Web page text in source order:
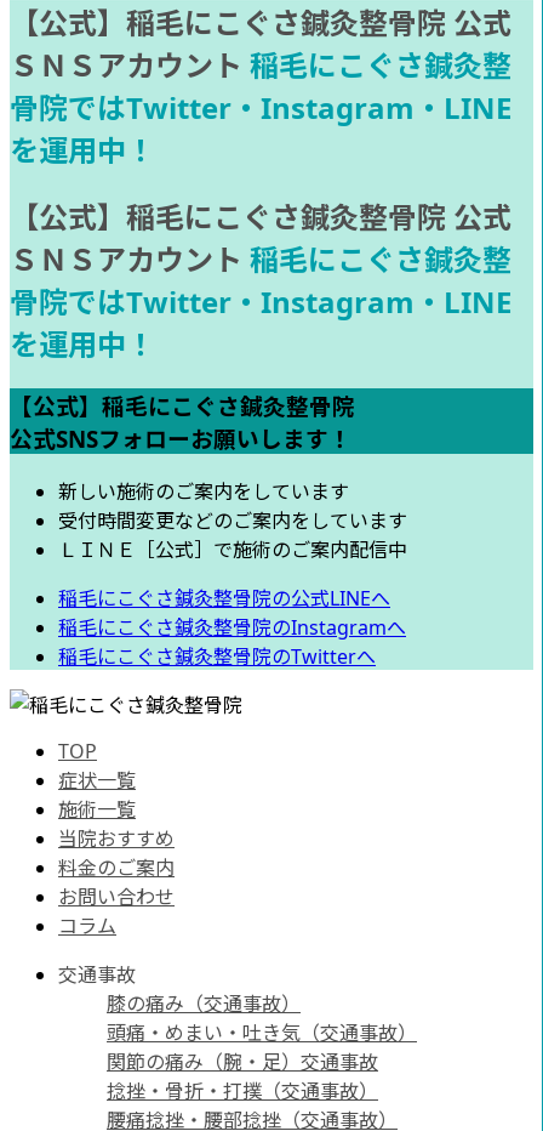
【公式】稲毛にこぐさ鍼灸整骨院 公式
ＳＮＳアカウント 稲毛にこぐさ鍼灸整
骨院ではTwitter・Instagram・LINE
を運用中！
【公式】稲毛にこぐさ鍼灸整骨院 公式
ＳＮＳアカウント 稲毛にこぐさ鍼灸整
骨院ではTwitter・Instagram・LINE
を運用中！
【公式】稲毛にこぐさ鍼灸整骨院
公式SNSフォローお願いします！
新しい施術のご案内をしています
受付時間変更などのご案内をしています
ＬＩＮＥ［公式］で施術のご案内配信中
稲毛にこぐさ鍼灸整骨院の公式LINEへ
稲毛にこぐさ鍼灸整骨院のInstagramへ
稲毛にこぐさ鍼灸整骨院のTwitterへ
TOP
症状一覧
施術一覧
当院おすすめ
料金のご案内
お問い合わせ
コラム
交通事故
膝の痛み（交通事故）
頭痛・めまい・吐き気（交通事故）
関節の痛み（腕・足）交通事故
捻挫・骨折・打撲（交通事故）
腰痛捻挫・腰部捻挫（交通事故）